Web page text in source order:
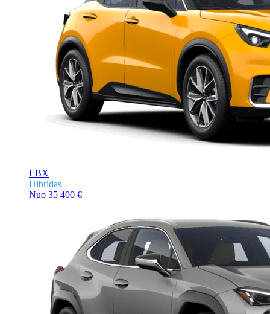
LBX
Hibridas
Nuo 35 400 €